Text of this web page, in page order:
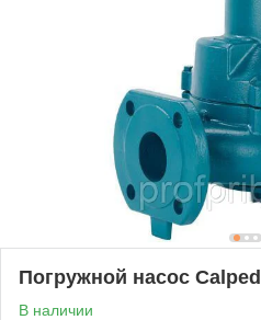
Погружной насос
В наличии